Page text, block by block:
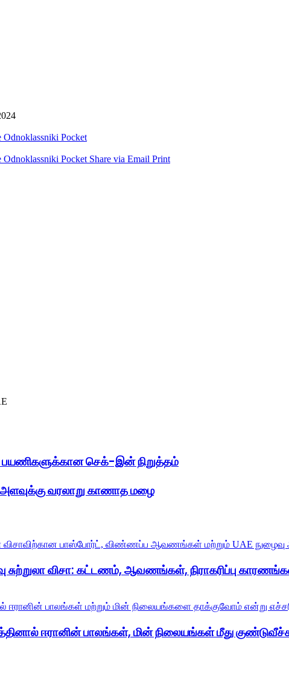
Odnoklassniki Pocket
Odnoklassniki Pocket Share via Email Print
செக்-இன் நிறுத்தம்
வரலாறு காணாத மழை
விசா: கட்டணம், ஆவணங்கள், நிராகரிப்பு
ஈரானின் பாலங்கள், மின் நிலையங்கள் மீது